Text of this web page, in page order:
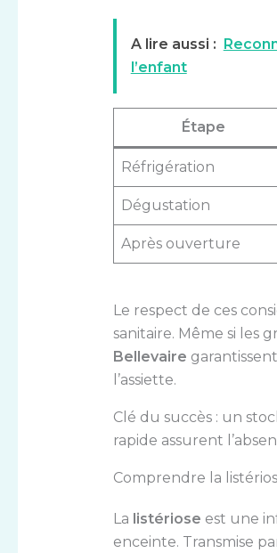
A lire aussi :
l’enfant
Étape
Réfrigération
Dégustation
Après ouverture
Le respect de ces
sanitaire. Même si les
Bellevaire
l’assiette.
Clé du succès : un
rapide assurent
Comprendre la
La listériose est une
enceinte. Transmise